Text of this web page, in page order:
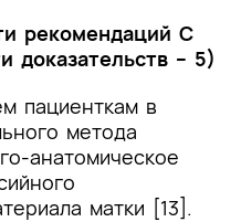
рекомендаций С
доказательств – 5)
пациенткам в
метода
анатомическое
матки [13].